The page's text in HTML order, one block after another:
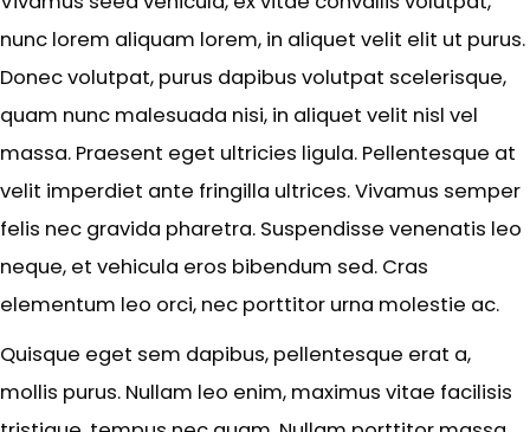
nunc lorem aliquam lorem, in aliquet velit elit ut purus.
Donec volutpat, purus dapibus volutpat scelerisque,
quam nunc malesuada nisi, in aliquet velit nisl vel
massa. Praesent eget ultricies ligula. Pellentesque at
velit imperdiet ante fringilla ultrices. Vivamus semper
felis nec gravida pharetra. Suspendisse venenatis leo
neque, et vehicula eros bibendum sed. Cras
elementum leo orci, nec porttitor urna molestie ac.
Quisque eget sem dapibus, pellentesque erat a,
mollis purus. Nullam leo enim, maximus vitae facilisis